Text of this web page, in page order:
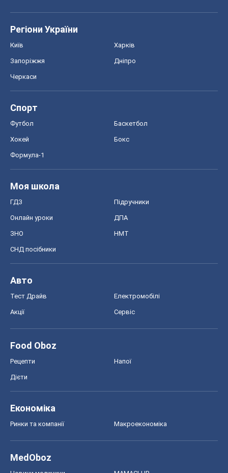
Регіони України
Київ Харків
Запоріжжя Дніпро
Черкаси
Спорт
Футбол Баскетбол
Хокей Бокс
Формула-1
Моя школа
ГДЗ Підручники
Онлайн уроки ДПА
ЗНО НМТ
СНД посібники
Авто
Тест Драйв Електромобілі
Акції Сервіс
Food Oboz
Рецепти Напої
Дієти
Економіка
Ринки та компанії Макроекономіка
MedOboz